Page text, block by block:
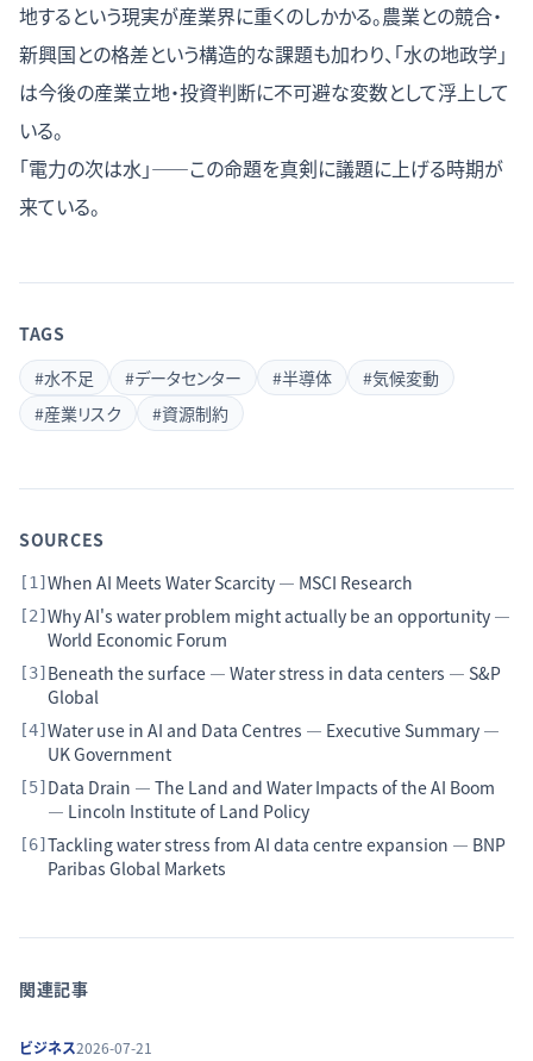
地するという現実が産業界に重くのしかかる。農業との競合・
新興国との格差という構造的な課題も加わり、「水の地政学」
は今後の産業立地・投資判断に不可避な変数として浮上して
いる。
「電力の次は水」——この命題を真剣に議題に上げる時期が
来ている。
TAGS
#水不足 #データセンター #半導体 #気候変動
#産業リスク #資源制約
SOURCES
[1 ] When AI Meets Water Scarcity — MSCI Research
[2] Why AI's water problem might actually be an opportunity —
World Economic Forum
[3] Beneath the surface — Water stress in data centers — S&P
Global
[4] Water use in AI and Data Centres — Executive Summary —
UK Government
[5] Data Drain — The Land and Water Impacts of the AI Boom
— Lincoln Institute of Land Policy
[6] Tackling water stress from AI data centre expansion — BNP
Paribas Global Markets
関連記事
ビジネス2026-07-21